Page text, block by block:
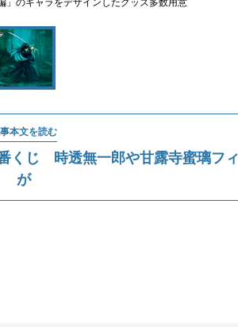
本文を読む
くじ 時透無一郎や甘露寺蜜璃フ
が